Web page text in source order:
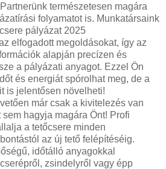
természetesen magára
folyamatot is. Munkatársaink
pályázat 2025
elfogadott megoldásokat, így az
alapján precízen és
a pályázati anyagot. Ezzel Ön
és energiát spórolhat meg, de a
is jelentősen növelheti!
már csak a kivitelezés van
hagyja magára Önt! Profi
a tetőcsere minden
az új tető felépítéséig.
időtálló anyagokkal
zsindelyről vagy épp